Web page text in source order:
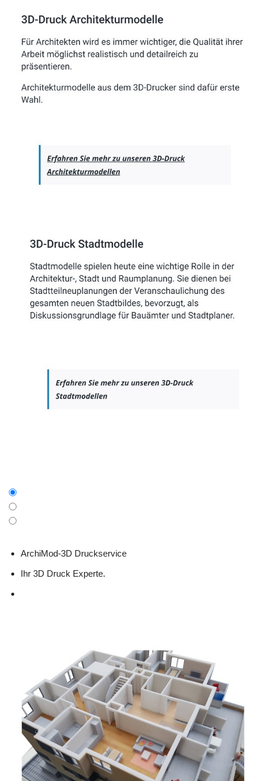
ArchiMod-3D Druckservice
Ihr 3D Druck Experte.